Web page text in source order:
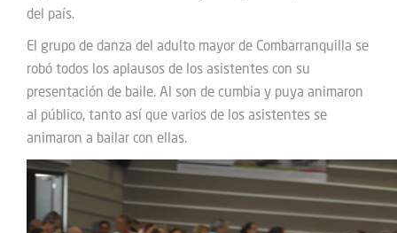
del país.
El grupo de danza del adulto mayor de Combarranquilla se
robó todos los aplausos de los asistentes con su
presentación de baile. Al son de cumbia y puya animaron
al público, tanto así que varios de los asistentes se
animaron a bailar con ellas.